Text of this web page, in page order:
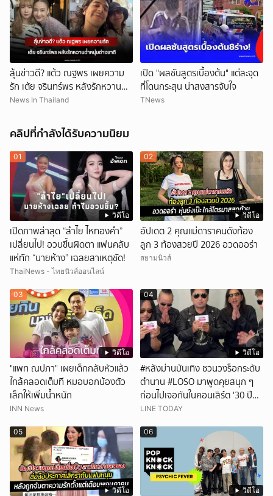
ลุ้นข่าวดี? แต้ว ณฐพร เผยความ
รัก เต้ย จรินทร์พร หลังรักหวานฉ่ำ
หนุ่มต่างชาติ
News In Thailand
เปิด "ผลชันสูตรเบื้องต้น" แต่ละจุด
ที่โดนกระสุน น่าสงสารจับใจ
TNews
คลิปที่กำลังได้รับความนิยม
วิดีโอ
01
เปิดภาพล่าสุด “ลำไย ไหทองคำ”
เปลี่ยนไป! อวบขึ้นผิดตา แฟนคลับ
แห่ทัก “นายห้าง” เฉลยสาเหตุชัด!
ThaiNews - ไทยนิวส์ออนไลน์
วิดีโอ
02
อัปเดต 2 คุณแม่ดาราคนดังท้อง
ลูก 3 ท้องสวยปี 2026 อวดออร่า
สยามนิวส์
วิดีโอ
03
"แพท ณปภา" เผยเด็กกลับหัวแล้ว
ใกล้คลอดเต็มที หมอบอกน้องตัว
เล็กให้เพิ่มน้ำหนัก
INN News
วิดีโอ
04
#หลังม่านบันเทิง ชวนวงร็อกระดับ
ตำนาน #LOSO มาพูดคุยสนุก ๆ
ก่อนไปเจอกันในคอนเสิร์ต '30 ปี
LOSO นานเท่าไรก็รอ'
LINE TODAY
วิดีโอ
05
วิดีโอ
06